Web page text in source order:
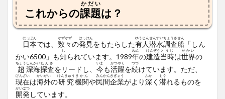
これからの課題
かだい
は？
日本
にっぽん
では、 数々
かずかず
の発見
はっけん
をもたらした有人
ゆうじん
潜水
せんすい
調査船
ちょうさせん
「しん
かい6500」も知
し
られています。1989年
ねん
の建造
けんぞう
当時
とうじ
は世界
せかい
の
超
ちょう
深海
しんかい
探査
たんさ
をリードし、 今
いま
も活躍
かつやく
を続
つづ
けています。ただ、
現在
げんざい
は海外
かいがい
の研究
けんきゅう
機関
きかん
や民間企業
みんかんきぎょう
がより深
ふか
く 潜
もぐ
れるものを
開発
かいはつ
しています。